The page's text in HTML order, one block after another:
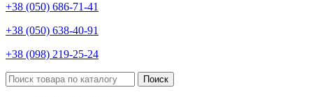
+38 (050) 686-71-41
+38 (050) 638-40-91
+38 (098) 219-25-24
Поиск